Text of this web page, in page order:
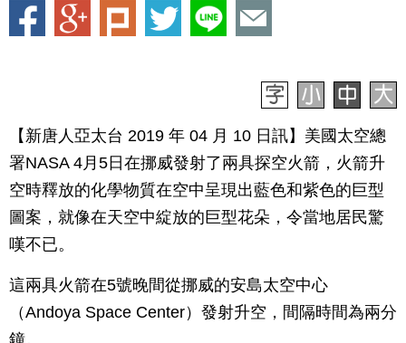
【新唐人亞太台 2019 年 04 月 10 日訊】美國太空總
署NASA 4月5日在挪威發射了兩具探空火箭，火箭升
空時釋放的化學物質在空中呈現出藍色和紫色的巨型
圖案，就像在天空中綻放的巨型花朵，令當地居民驚
嘆不已。
這兩具火箭在5號晚間從挪威的安島太空中心
（Andoya Space Center）發射升空，間隔時間為兩分